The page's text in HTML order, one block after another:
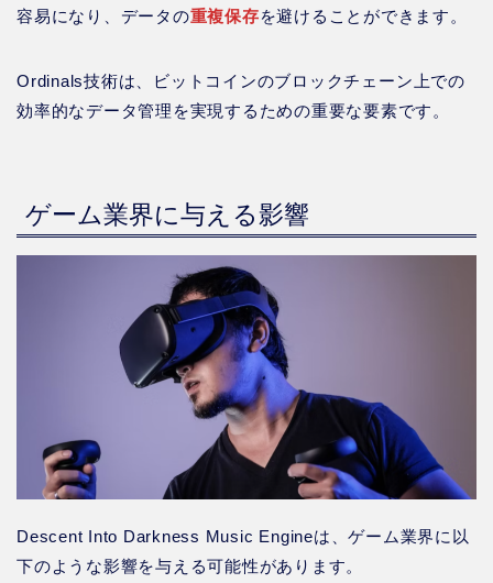
容易になり、データの重複保存を避けることができます。
Ordinals技術は、ビットコインのブロックチェーン上での
効率的なデータ管理を実現するための重要な要素です。
ゲーム業界に与える影響
Descent Into Darkness Music Engineは、ゲーム業界に以
下のような影響を与える可能性があります。